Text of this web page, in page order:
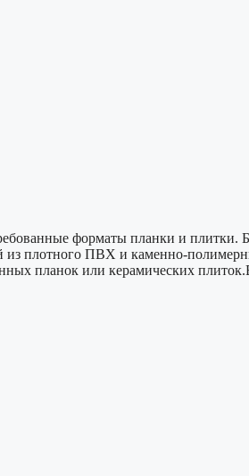
форматы планки и плитки.
из плотного ПВХ и каменно-
планок или керамических